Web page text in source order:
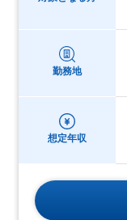
勤務地
想定年収